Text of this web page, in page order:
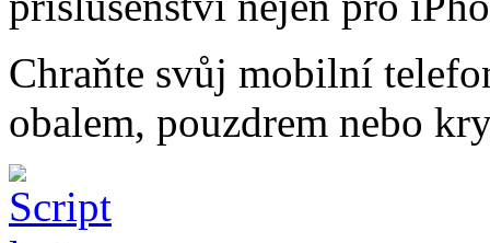
Chraňte svůj mobilní
obalem, pouzdrem nebo